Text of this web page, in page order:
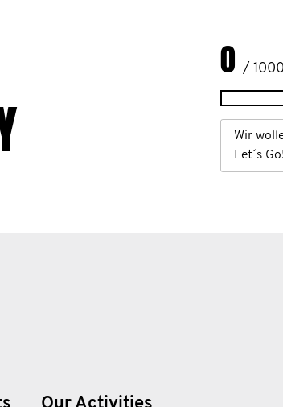
0 /
Wir
Let´s